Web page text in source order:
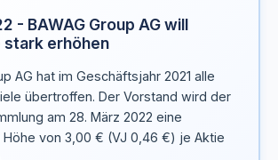
- BAWAG Group AG will
stark erhöhen
AG hat im Geschäftsjahr 2021 alle
übertroffen. Der Vorstand wird der
am 28. März 2022 eine
Höhe von 3,00 € (VJ 0,46 €) je Aktie